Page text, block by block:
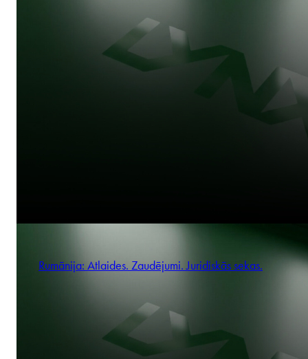
Rumānija: Atlaides. Zaudējumi. Juridiskās sekas.